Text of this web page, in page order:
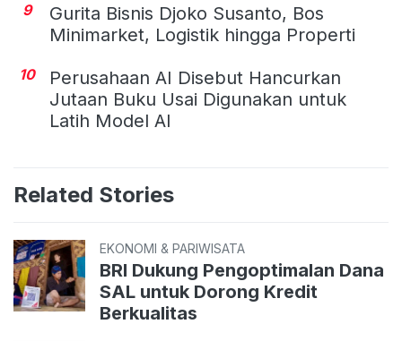
9
Gurita Bisnis Djoko Susanto, Bos
Minimarket, Logistik hingga Properti
10
Perusahaan AI Disebut Hancurkan
Jutaan Buku Usai Digunakan untuk
Latih Model AI
Related Stories
EKONOMI & PARIWISATA
BRI Dukung Pengoptimalan Dana
SAL untuk Dorong Kredit
Berkualitas